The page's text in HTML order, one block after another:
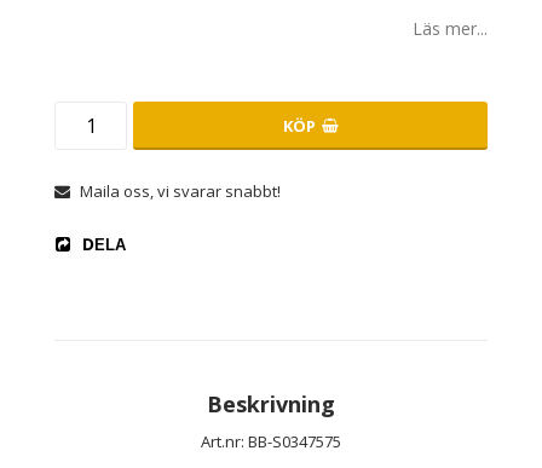
Läs mer...
KÖP
Maila oss, vi svarar snabbt!
DELA
Beskrivning
Art.nr: BB-S0347575